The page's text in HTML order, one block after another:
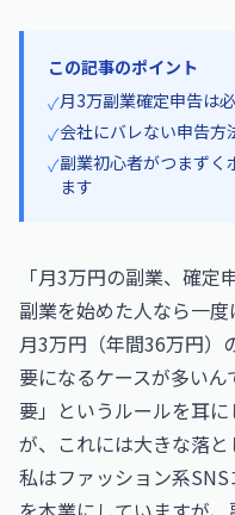
この記事のポイント
✓月3万副業確定申告は
✓会社にバレない申告方
✓副業初心者がつまずく
ます
「月3万円の副業、確定
副業を始めた人なら一度
月3万円（年間36万円）
要になるケースが多い
要」というルールを耳
が、これには大きな落と
私はファッション系